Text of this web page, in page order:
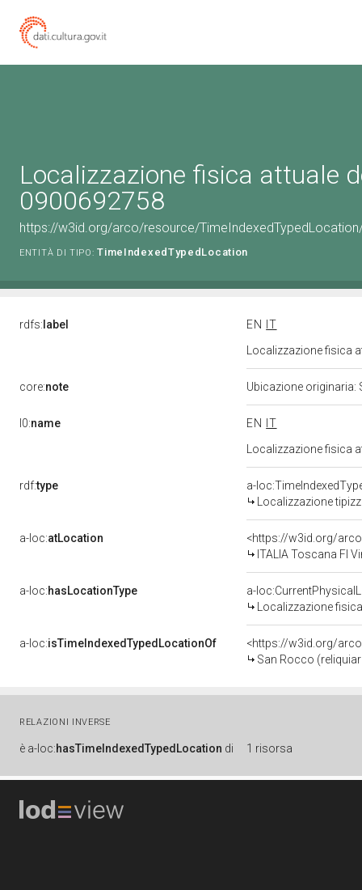
Localizzazione fisica attuale
0900692758
https://w3id.org/arco/resource/
ENTITÀ DI TIPO: TimeIndexedTypedLocation
rdfs: label EN
IT
Localizzazione fisica
core:note Ubicazione originaria:
l0:name EN
IT
Localizzazione fisica
rdf:type
a-
Localizzazione
a-loc:atLocation
<https://w3id.org/
ITALIA Toscana FI
a-loc:hasLocationType
a-
Localizzazione
a-loc:isTimeIndexedTypedLocationOf
<https://w3id.org/
San Rocco
RELAZIONI INVERSE
è a-loc:hasTimeIndexedTypedLocation di 1 risorsa